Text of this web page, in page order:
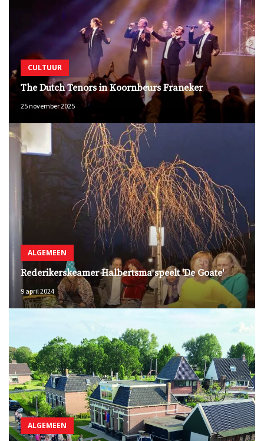
CULTUUR
The Dutch Tenors in Koornbeurs Franeker
25 november 2025
ALGEMEEN
Rederikerskeamer Halbertsma speelt 'De Goate'
9 april 2024
ALGEMEEN